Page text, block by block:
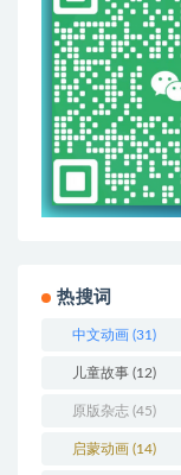
热搜词
中文动画 (31)
儿童故事(12)
原版杂志(45)
启蒙动画(14)